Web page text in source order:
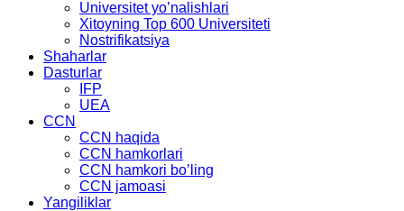
Universitet yo’nalishlari
Xitoyning Top 600 Universiteti
Nostrifikatsiya
Shaharlar
Dasturlar
IFP
UEA
CCN
CCN haqida
CCN hamkorlari
CCN hamkori bo’ling
CCN jamoasi
Yangiliklar